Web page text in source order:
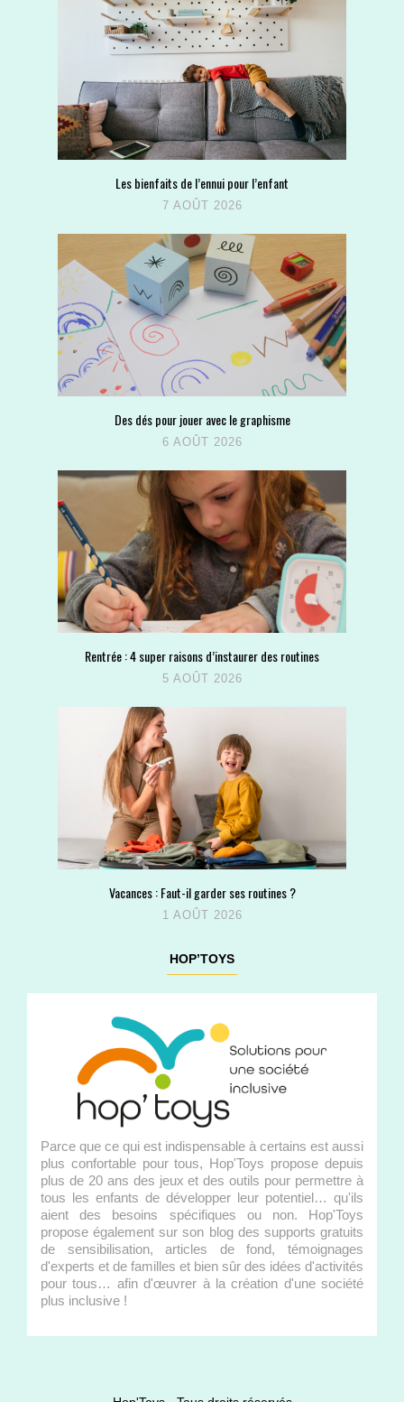
Les bienfaits de l’ennui pour l’enfant
7 AOÛT 2026
Des dés pour jouer avec le graphisme
6 AOÛT 2026
Rentrée : 4 super raisons d’instaurer des routines
5 AOÛT 2026
Vacances : Faut-il garder ses routines ?
1 AOÛT 2026
HOP’TOYS
Parce que ce qui est indispensable à certains est aussi
plus confortable pour tous, Hop'Toys propose depuis
plus de 20 ans des jeux et des outils pour permettre à
tous les enfants de développer leur potentiel… qu'ils
aient des besoins spécifiques ou non. Hop'Toys
propose également sur son blog des supports gratuits
de sensibilisation, articles de fond, témoignages
d'experts et de familles et bien sûr des idées d'activités
pour tous… afin d'œuvrer à la création d'une société
plus inclusive !